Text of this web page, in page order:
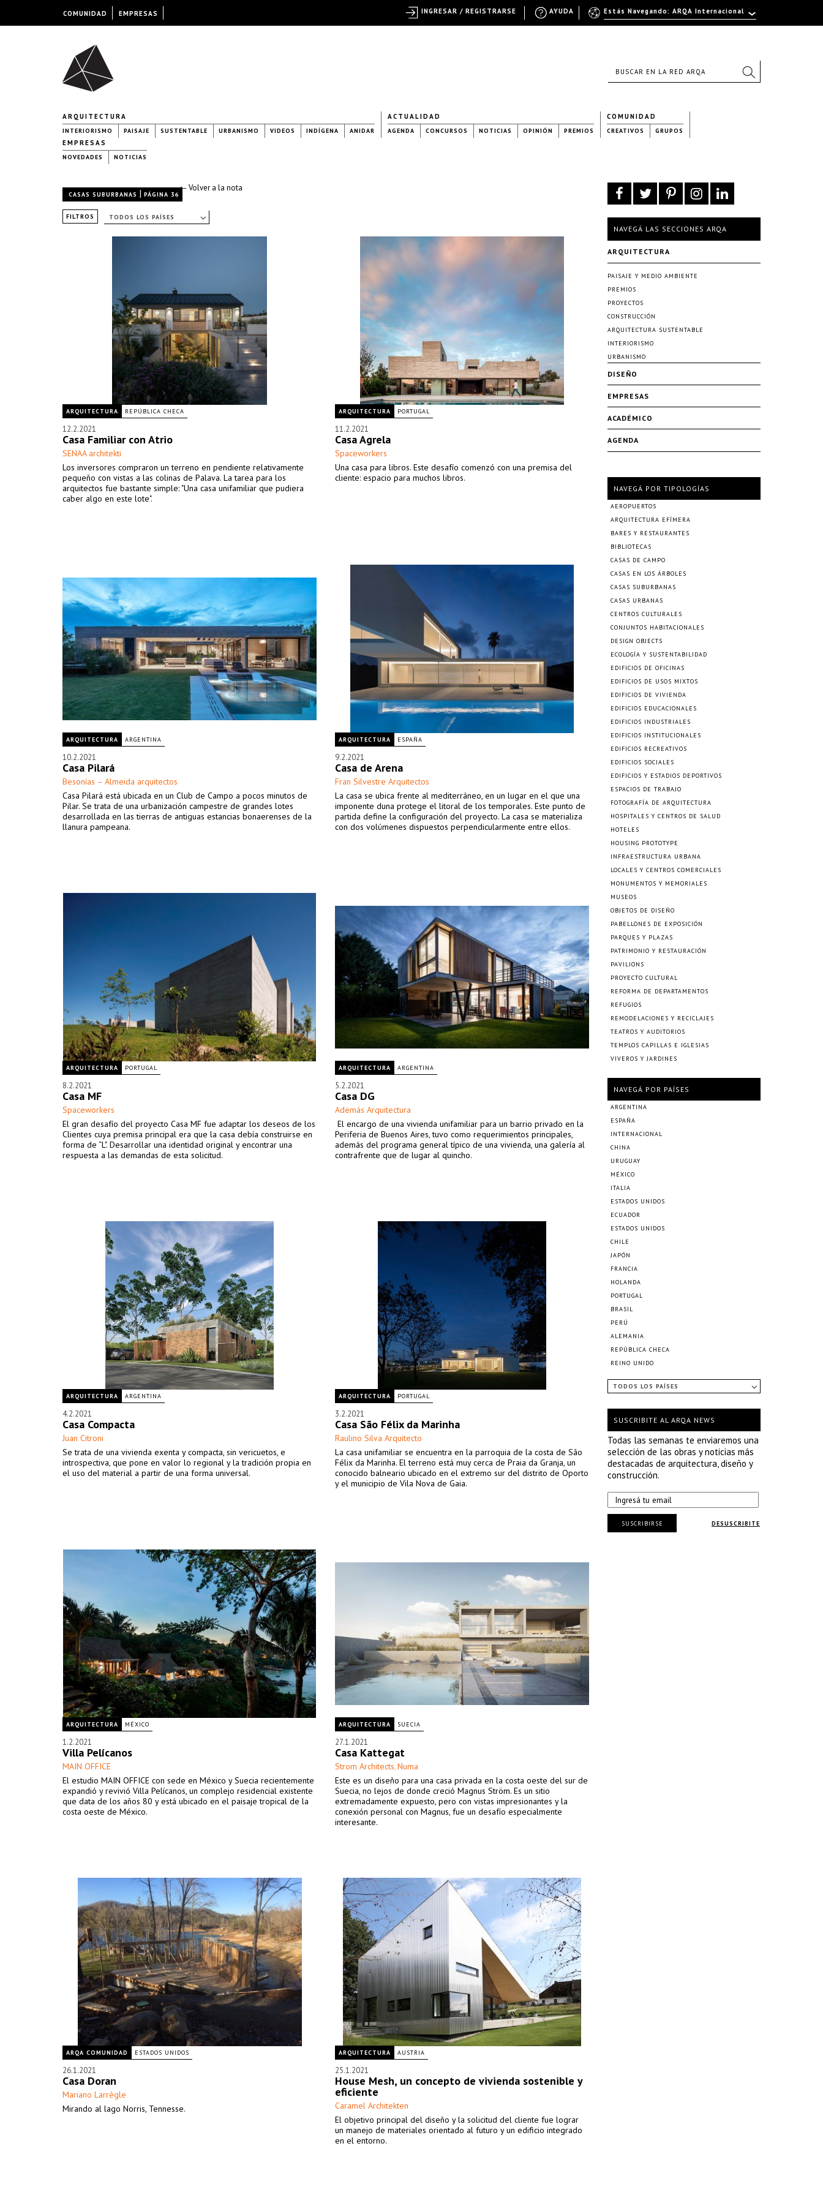
ARQUITECTURA
INTERIORISMO PAISAJE SUSTENTABLE URBANISMO VIDEOS INDÍGENA ANIDAR
ACTUALIDAD
AGENDA CONCURSOS NOTICIAS OPINIÓN PREMIOS
COMUNIDAD
CREATIVOS GRUPOS
EMPRESAS
NOVEDADES NOTICIAS
← Volver a la nota
CASAS SUBURBANAS | PÁGINA 36
FILTROS TODOS LOS PAÍSES
ARQUITECTURA REPÚBLICA CHECA
12.2.2021
Casa Familiar con Atrio
SENAA architekti
Los inversores compraron un terreno en pendiente relativamente
pequeño con vistas a las colinas de Palava. La tarea para los
arquitectos fue bastante simple: "Una casa unifamiliar que pudiera
caber algo en este lote".
ARQUITECTURA PORTUGAL
11.2.2021
Casa Agrela
Spaceworkers
Una casa para libros. Este desafío comenzó con una premisa del
cliente: espacio para muchos libros.
ARQUITECTURA ARGENTINA
10.2.2021
Casa Pilará
Besonías – Almeida arquitectos
Casa Pilará está ubicada en un Club de Campo a pocos minutos de
Pilar. Se trata de una urbanización campestre de grandes lotes
desarrollada en las tierras de antiguas estancias bonaerenses de la
llanura pampeana.
ARQUITECTURA ESPAÑA
9.2.2021
Casa de Arena
Fran Silvestre Arquitectos
La casa se ubica frente al mediterráneo, en un lugar en el que una
imponente duna protege el litoral de los temporales. Este punto de
partida define la configuración del proyecto. La casa se materializa
con dos volúmenes dispuestos perpendicularmente entre ellos.
ARQUITECTURA PORTUGAL
8.2.2021
Casa MF
Spaceworkers
El gran desafío del proyecto Casa MF fue adaptar los deseos de los
Clientes cuya premisa principal era que la casa debía construirse en
forma de “L". Desarrollar una identidad original y encontrar una
respuesta a las demandas de esta solicitud.
ARQUITECTURA ARGENTINA
5.2.2021
Casa DG
Además Arquitectura
El encargo de una vivienda unifamiliar para un barrio privado en la
Periferia de Buenos Aires, tuvo como requerimientos principales,
además del programa general típico de una vivienda, una galería al
contrafrente que de lugar al quincho.
ARQUITECTURA ARGENTINA
4.2.2021
Casa Compacta
Juan Citroni
Se trata de una vivienda exenta y compacta, sin vericuetos, e
introspectiva, que pone en valor lo regional y la tradición propia en
el uso del material a partir de una forma universal.
ARQUITECTURA PORTUGAL
3.2.2021
Casa São Félix da Marinha
Raulino Silva Arquitecto
La casa unifamiliar se encuentra en la parroquia de la costa de São
Félix da Marinha. El terreno está muy cerca de Praia da Granja, un
conocido balneario ubicado en el extremo sur del distrito de Oporto
y el municipio de Vila Nova de Gaia.
ARQUITECTURA MÉXICO
1.2.2021
Villa Pelícanos
MAIN OFFICE
El estudio MAIN OFFICE con sede en México y Suecia recientemente
expandió y revivió Villa Pelícanos, un complejo residencial existente
que data de los años 80 y está ubicado en el paisaje tropical de la
costa oeste de México.
ARQUITECTURA SUECIA
27.1.2021
Casa Kattegat
Strom Architects, Numa
Este es un diseño para una casa privada en la costa oeste del sur de
Suecia, no lejos de donde creció Magnus Ström. Es un sitio
extremadamente expuesto, pero con vistas impresionantes y la
conexión personal con Magnus, fue un desafío especialmente
interesante.
ARQA COMUNIDAD ESTADOS UNIDOS
26.1.2021
Casa Doran
Mariano Larrègle
Mirando al lago Norris, Tennesse.
ARQUITECTURA AUSTRIA
25.1.2021
House Mesh, un concepto de vivienda sostenible y
eficiente
Caramel Architekten
El objetivo principal del diseño y la solicitud del cliente fue lograr
un manejo de materiales orientado al futuro y un edificio integrado
en el entorno.
NAVEGÁ LAS SECCIONES ARQA
ARQUITECTURA
PAISAJE Y MEDIO AMBIENTE
PREMIOS
PROYECTOS
CONSTRUCCIÓN
ARQUITECTURA SUSTENTABLE
INTERIORISMO
URBANISMO
DISEÑO
EMPRESAS
ACADÉMICO
AGENDA
NAVEGÁ POR TIPOLOGÍAS
AEROPUERTOS
ARQUITECTURA EFÍMERA
BARES Y RESTAURANTES
BIBLIOTECAS
CASAS DE CAMPO
CASAS EN LOS ÁRBOLES
CASAS SUBURBANAS
CASAS URBANAS
CENTROS CULTURALES
CONJUNTOS HABITACIONALES
DESIGN OBJECTS
ECOLOGÍA Y SUSTENTABILIDAD
EDIFICIOS DE OFICINAS
EDIFICIOS DE USOS MIXTOS
EDIFICIOS DE VIVIENDA
EDIFICIOS EDUCACIONALES
EDIFICIOS INDUSTRIALES
EDIFICIOS INSTITUCIONALES
EDIFICIOS RECREATIVOS
EDIFICIOS SOCIALES
EDIFICIOS Y ESTADIOS DEPORTIVOS
ESPACIOS DE TRABAJO
FOTOGRAFÍA DE ARQUITECTURA
HOSPITALES Y CENTROS DE SALUD
HOTELES
HOUSING PROTOTYPE
INFRAESTRUCTURA URBANA
LOCALES Y CENTROS COMERCIALES
MONUMENTOS Y MEMORIALES
MUSEOS
OBJETOS DE DISEÑO
PABELLONES DE EXPOSICIÓN
PARQUES Y PLAZAS
PATRIMONIO Y RESTAURACIÓN
PAVILIONS
PROYECTO CULTURAL
REFORMA DE DEPARTAMENTOS
REFUGIOS
REMODELACIONES Y RECICLAJES
TEATROS Y AUDITORIOS
TEMPLOS CAPILLAS E IGLESIAS
VIVEROS Y JARDINES
NAVEGÁ POR PAÍSES
ARGENTINA
ESPAÑA
INTERNACIONAL
CHINA
URUGUAY
MÉXICO
ITALIA
ESTADOS UNIDOS
ECUADOR
ESTADOS UNIDOS
CHILE
JAPÓN
FRANCIA
HOLANDA
PORTUGAL
BRASIL
PERÚ
ALEMANIA
REPÚBLICA CHECA
REINO UNIDO
TODOS LOS PAÍSES
SUSCRIBITE AL ARQA NEWS
Todas las semanas te enviaremos una
selección de las obras y noticias más
destacadas de arquitectura, diseño y
construcción.
DESUSCRIBITE
SUSCRIBIRSE
COMUNIDAD EMPRESAS Estás Navegando: ARQA Internacional
AYUDA
INGRESAR / REGISTRARSE